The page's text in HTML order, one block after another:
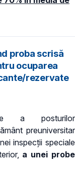
proba scrisă
ocuparea
rezervate
a posturilor
preuniversitar
inspecții speciale
a unei probe